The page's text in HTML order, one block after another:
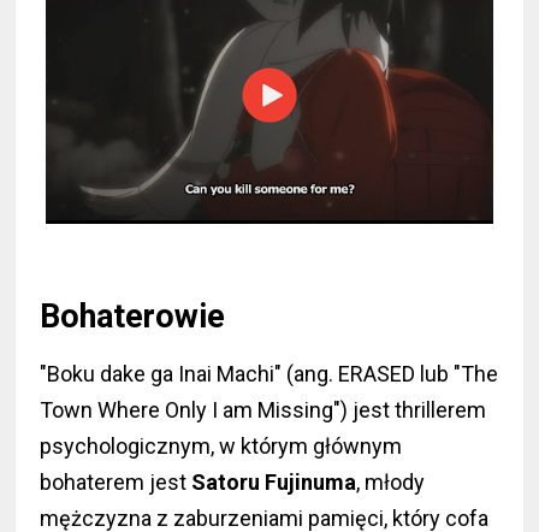
Bohaterowie
"Boku dake ga Inai Machi" (ang. ERASED lub "The
Town Where Only I am Missing") jest thrillerem
psychologicznym, w którym głównym
bohaterem jest Satoru Fujinuma, młody
mężczyzna z zaburzeniami pamięci, który cofa